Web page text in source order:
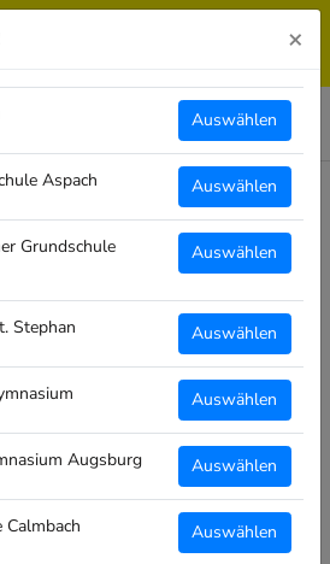
ERHALTEN SIE IHREN
×
Auswählen
Aspach Auswählen
Grundschule
Auswählen
Stephan Auswählen
Auswählen
Augsburg Auswählen
Calmbach Auswählen
LEER
UNSERE PRODUKTE AN